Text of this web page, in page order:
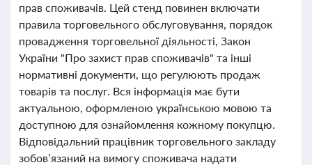
прав споживачів. Цей стенд повинен включати
правила торговельного обслуговування, порядок
провадження торговельної діяльності, Закон
України "Про захист прав споживачів" та інші
нормативні документи, що регулюють продаж
товарів та послуг. Вся інформація має бути
актуальною, оформленою українською мовою та
доступною для ознайомлення кожному покупцю.
Відповідальний працівник торговельного закладу
зобов’язаний на вимогу споживача надати